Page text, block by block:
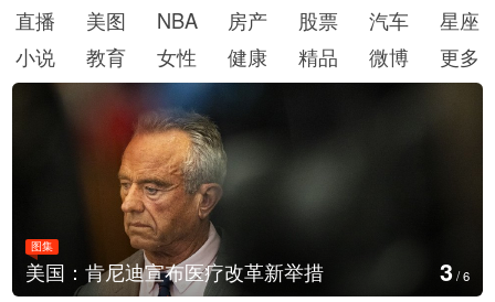
直播
美图 NBA 房产 股票 汽车
星座
小说
教育 女性 健康 精品 微博 更多
图集
美国：肯尼迪宣布医疗改革新举措 4 /6